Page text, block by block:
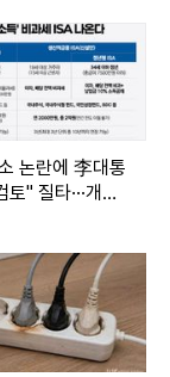
것도 아니래? 나
공사 끝나면 멀
때마다 지강희가
그래 그만하
당나귀 집을 짓
섰지만, 도움이
집을 만들었다.
논란에 李대통
" 질타···개선